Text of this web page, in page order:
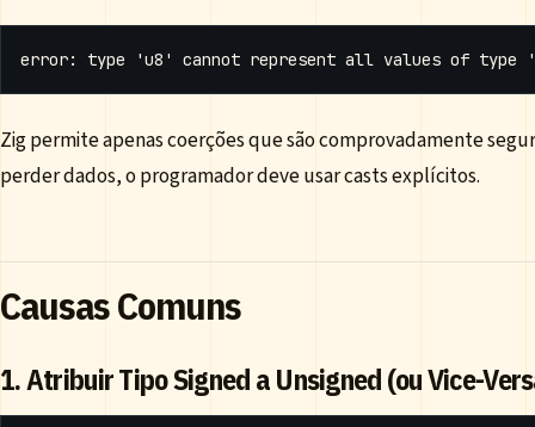
Zig permite apenas coerções que são comprovadamente
perder dados, o programador deve usar casts explícitos.
Causas Comuns
1. Atribuir Tipo Signed a Unsigned (ou Vice-